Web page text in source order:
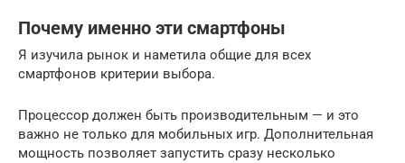
Почему именно эти смартфоны
Я изучила рынок и наметила общие для всех
смартфонов критерии выбора.
Процессор должен быть производительным — и это
важно не только для мобильных игр. Дополнительная
мощность позволяет запустить сразу несколько